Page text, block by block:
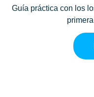
Guía práctica con los